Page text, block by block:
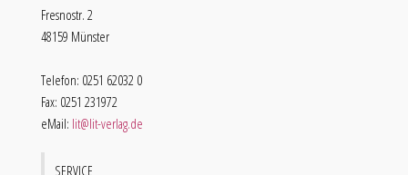
Fresnostr. 2
48159 Münster
Telefon: 0251 62032 0
Fax: 0251 231972
eMail: lit@lit-verlag.de
SERVICE